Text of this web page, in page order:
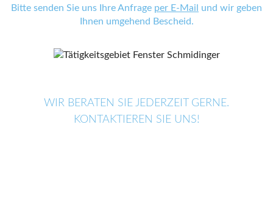
Bitte senden Sie uns Ihre Anfrage per E-Mail
und wir geben
Ihnen umgehend Bescheid.
WIR BERATEN SIE JEDERZEIT GERNE.
KONTAKTIEREN SIE UNS!